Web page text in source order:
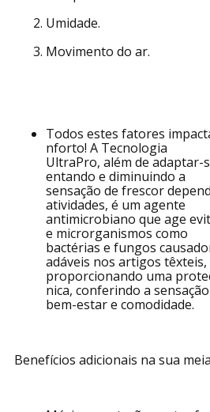
Temperatura.
Todos estes fatores
nforto! A Tecnologia
UltraPro, além de
entando e diminuindo a
sensação de frescor
atividades, é um agente
antimicrobiano que age
e microrganismos como
bactérias e fungos
nica, conferindo a
bem-estar e comodidade.